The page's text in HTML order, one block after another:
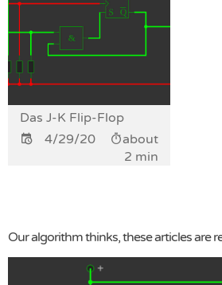
Das J-K Flip-Flop
4/29/20
about
2 min
Our algorithm thinks, these articles are